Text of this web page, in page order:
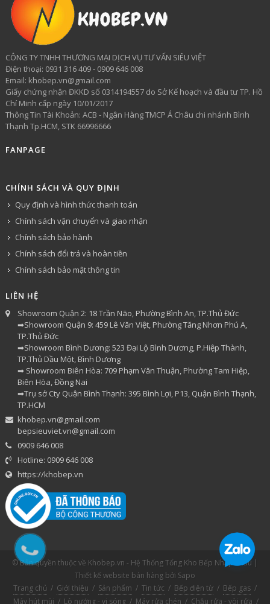
CÔNG TY TNHH THƯƠNG MẠI DỊCH VỤ TƯ VẤN SIÊU VIỆT
​Điện thoại: 0931 316 409 - 0909 646 008
Email: khobep.vn@gmail.com
Giấy chứng nhận ĐKKD số 0314194557 do Sở Kế hoạch và đầu tư TP. Hồ
Chí Minh cấp ngày 10/01/2017
Thông Tin Tài Khoản: ACB - Ngân Hàng TMCP Á Châu chi nhánh Bình
Thạnh Tp.HCM, STK 66996666
FANPAGE
CHÍNH SÁCH VÀ QUY ĐỊNH
Quy định và hình thức thanh toán
Chính sách vận chuyển và giao nhận
Chính sách bảo hành
Chính sách đổi trả và hoàn tiền
Chính sách bảo mật thông tin
LIÊN HỆ
Showroom Quận 2: 18 Trần Não, Phường Bình An, TP.Thủ Đức
➡Showroom Quận 9: 459 Lê Văn Việt, Phường Tăng Nhơn Phú A,
TP.Thủ Đức
➡Showroom Bình Dương: 523 Đại Lộ Bình Dương, P.Hiệp Thành,
TP.Thủ Dầu Một, Bình Dương
➡ Showroom Biên Hòa: 709 Phạm Văn Thuận, Phường Tam Hiệp,
Biên Hòa, Đồng Nai
➡Trụ sở Cty Quận Bình Thạnh: 395 Bình Lợi, P13, Quận Bình Thạnh,
TP.HCM
khobep.vn@gmail.com
bepsieuviet.vn@gmail.com
0909 646 008
Hotline: 0909 646 008
https://khobep.vn
© Bản quyền thuộc về Khobep.vn - Hệ Thống Tổng Kho Bếp Nhập Khẩu |
Thiết kế website bán hàng bởi Sapo
Trang chủ / Giới thiệu / Sản phẩm / Tin tức / Bếp điện từ / Bếp gas /
Máy hút mùi / Lò nướng - vi sóng / Máy rửa chén / Chậu rửa - vòi rửa /